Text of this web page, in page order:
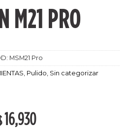
M21 PRO
MSM21 Pro
Pulido Sin categorizar
16,930